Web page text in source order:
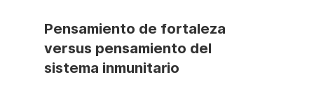
Pensamiento de fortaleza
versus pensamiento del
sistema inmunitario